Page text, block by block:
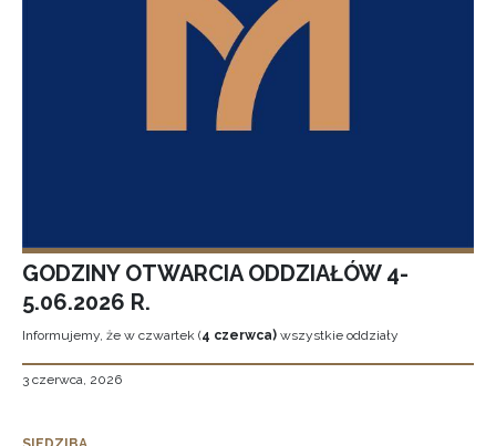
GODZINY OTWARCIA ODDZIAŁÓW 4-
5.06.2026 R.
Informujemy, że w czwartek (4 czerwca) wszystkie oddziały
3 czerwca, 2026